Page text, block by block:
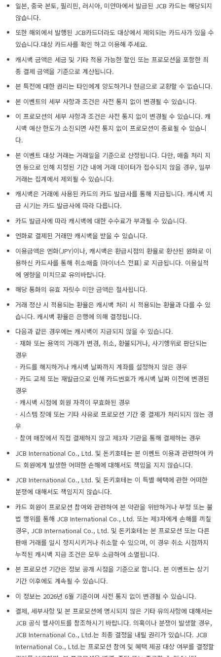
일본, 중국 본토, 필리핀, 러시아, 미얀마에서 발급된 JCB 카드는 해당되지
않습니다.
또한 해외에서 발행된 JCB카드더라도 대상에서 제외되는 카드사가 있을 수
있습니다.대상 카드사를 확인 하고 이용해 주세요.
캐시백 금액은 세금 및 기타 적용 가능한 할인 또는 프로모션을 포함한 최
종 결제 금액을 기준으로 계산됩니다.
본 특전에 대한 권리는 타인에게 양도하거나 현금으로 교환할 수 없습니다.
본 이벤트의 세부 사항과 조건은 사전 통지 없이 변경될 수 있습니다.
이 프로모션의 세부 사항과 조건은 사전 통지 없이 변경될 수 있습니다. 캐
시백 예산 한도가 소진되면 사전 통지 없이 프로모션이 종료될 수 있습니
다.
본 이벤트 대상 거래는 거래일을 기준으로 산정됩니다. 다만, 매출 처리 지
연 등으로 인해 지정된 기간 내에 거래 데이터가 접수되지 않을 경우, 일부
거래는 집계에서 제외될 수 있습니다.
캐시백은 거래에 사용된 카드의 카드 발급사를 통해 지급됩니다. 캐시백 지
급 시기는 카드 발급사에 따라 다릅니다.
카드 발급사에 따라 캐시백에 대한 수수료가 부과될 수 있습니다.
엔화로 결제된 거래만 캐시백을 받을 수 있습니다.
이용금액은 엔화(JPY)이나, 캐시백은 환급시점의 환율로 환산된 원화로 이
용하신 카드사를 통해 취소매출 (마이너스 전표) 로 지급됩니다. 이용실적
에 영향을 미치므로 유의바랍니다.
해당 통화의 유효 자릿수 미만 금액은 절사됩니다.
거래 정산 시 적용되는 환율은 캐시백 처리 시 적용되는 환율과 다를 수 있
습니다. 캐시백 환율은 은행에 의해 결정됩니다.
다음과 같은 경우에는 캐시백이 지급되지 않을 수 있습니다.
- 재화 또는 용역의 거래가 변경, 취소, 환불되거나, 사기행위로 판단되는
경우
- 카드를 해지하거나 캐시백 날짜까지 계좌를 설정하지 않은 경우
- 카드 교체 또는 재발급으로 인해 카드번호가 캐시백 날짜 이전에 변경된
경우
- 캐시백 시점에 회원 자격이 무효화된 경우
- 시스템 장애 또는 기타 사유로 프로모션 기간 중 결제가 처리되지 않는 경
우
- 참여 매장에서 직접 결제하지 않고 제3자 기관을 통해 결제하는 경우
JCB International Co., Ltd. 및 돈키호테는 본 이벤트 이용과 관련하여 카
드 회원에게 발생한 어떠한 손해에 대해서도 책임을 지지 않습니다.
JCB International Co., Ltd. 및 돈키호테는 이 특별 혜택에 관한 어떠한
분쟁에 대해서도 책임지지 않습니다.
카드 회원이 프로모션 참여와 관련하여 본 약관을 위반하거나 부정 또는 불
법 행위를 통해 JCB International Co., Ltd. 또는 제3자에게 손해를 끼칠
경우, JCB International Co., Ltd. 및 돈키호테는 본 프로모션 또는 다른
판매 거래를 일시 정지시키거나 취소할 수 있으며, 이 경우 취소 시점까지
누적된 캐시백 지급 조건은 모두 소급하여 소멸됩니다.
본 프로모션 기간은 정보 공개 시점을 기준으로 합니다. 본 이벤트는 상기
기간 이후에도 계속될 수 있습니다.
이 정보는 2026년 6월 기준이며 사전 통지 없이 변경될 수 있습니다.
결제, 세부사항 및 본 프로모션에 명시되지 않은 기타 유의사항에 대해서는
JCB 공식 웹사이트를 참조하시기 바랍니다. 의혹이나 분쟁이 발생할 경우,
JCB International Co., Ltd.는 최종 결정을 내릴 권리가 있습니다. JCB
International Co., Ltd.는 프로모션 참여 및 혜택 제공 대상 여부를 결정할